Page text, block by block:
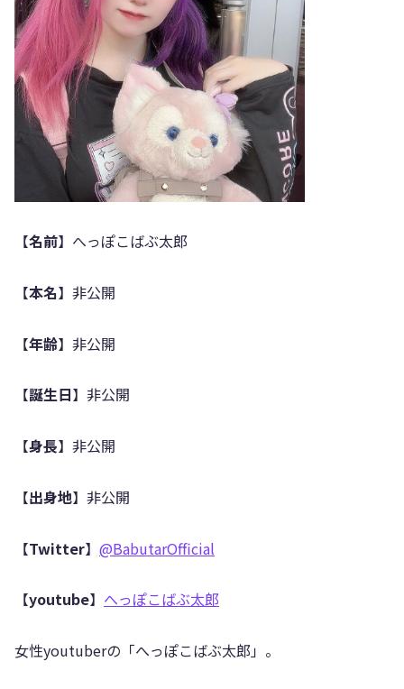
【名前】へっぽこばぶ太郎
【本名】非公開
【年齢】非公開
【誕生日】非公開
【身長】非公開
【出身地】非公開
【Twitter】 @BabutarOfficial
【youtube】 へっぽこばぶ太郎
女性youtuberの「へっぽこばぶ太郎」。